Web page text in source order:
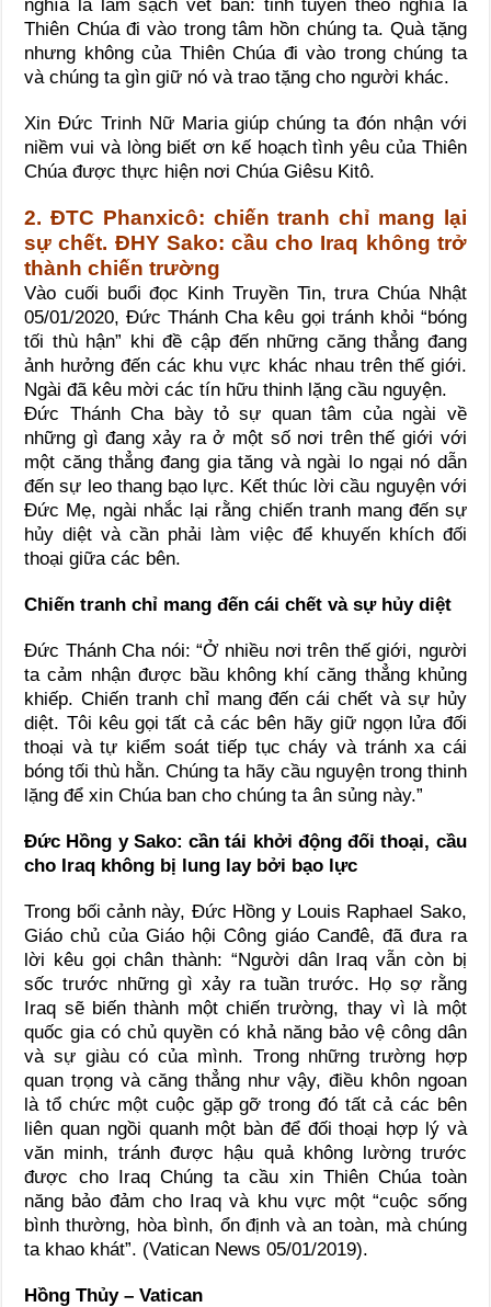
nghĩa là làm sạch vết bẩn: tinh tuyền theo nghĩa là
Thiên Chúa đi vào trong tâm hồn chúng ta. Quà tặng
nhưng không của Thiên Chúa đi vào trong chúng ta
và chúng ta gìn giữ nó và trao tặng cho người khác.
Xin Đức Trinh Nữ Maria giúp chúng ta đón nhận với
niềm vui và lòng biết ơn kế hoạch tình yêu của Thiên
Chúa được thực hiện nơi Chúa Giêsu Kitô.
2. ĐTC Phanxicô: chiến tranh chỉ mang lại
sự chết. ĐHY Sako: cầu cho Iraq không trở
thành chiến trường
Vào cuối buổi đọc Kinh Truyền Tin, trưa Chúa Nhật
05/01/2020, Đức Thánh Cha kêu gọi tránh khỏi “bóng
tối thù hận” khi đề cập đến những căng thẳng đang
ảnh hưởng đến các khu vực khác nhau trên thế giới.
Ngài đã kêu mời các tín hữu thinh lặng cầu nguyện.
Đức Thánh Cha bày tỏ sự quan tâm của ngài về
những gì đang xảy ra ở một số nơi trên thế giới với
một căng thẳng đang gia tăng và ngài lo ngại nó dẫn
đến sự leo thang bạo lực. Kết thúc lời cầu nguyện với
Đức Mẹ, ngài nhắc lại rằng chiến tranh mang đến sự
hủy diệt và cần phải làm việc để khuyến khích đối
thoại giữa các bên.
Chiến tranh chỉ mang đến cái chết và sự hủy diệt
Đức Thánh Cha nói: “Ở nhiều nơi trên thế giới, người
ta cảm nhận được bầu không khí căng thẳng khủng
khiếp. Chiến tranh chỉ mang đến cái chết và sự hủy
diệt. Tôi kêu gọi tất cả các bên hãy giữ ngọn lửa đối
thoại và tự kiểm soát tiếp tục cháy và tránh xa cái
bóng tối thù hằn. Chúng ta hãy cầu nguyện trong thinh
lặng để xin Chúa ban cho chúng ta ân sủng này.”
Đức Hồng y Sako: cần tái khởi động đối thoại, cầu
cho Iraq không bị lung lay bởi bạo lực
Trong bối cảnh này, Đức Hồng y Louis Raphael Sako,
Giáo chủ của Giáo hội Công giáo Canđê, đã đưa ra
lời kêu gọi chân thành: “Người dân Iraq vẫn còn bị
sốc trước những gì xảy ra tuần trước. Họ sợ rằng
Iraq sẽ biến thành một chiến trường, thay vì là một
quốc gia có chủ quyền có khả năng bảo vệ công dân
và sự giàu có của mình. Trong những trường hợp
quan trọng và căng thẳng như vậy, điều khôn ngoan
là tổ chức một cuộc gặp gỡ trong đó tất cả các bên
liên quan ngồi quanh một bàn để đối thoại hợp lý và
văn minh, tránh được hậu quả không lường trước
được cho Iraq Chúng ta cầu xin Thiên Chúa toàn
năng bảo đảm cho Iraq và khu vực một “cuộc sống
bình thường, hòa bình, ổn định và an toàn, mà chúng
ta khao khát”. (Vatican News 05/01/2019).
Hồng Thủy – Vatican